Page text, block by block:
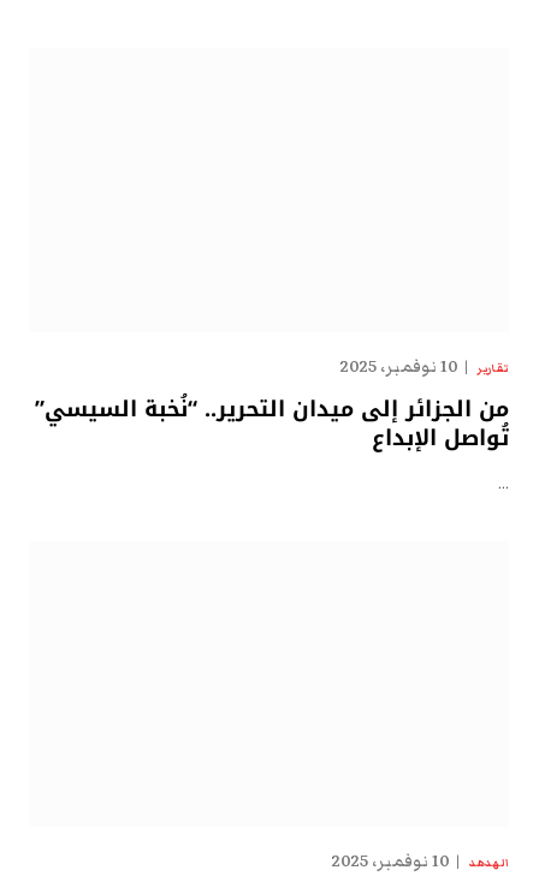
تقارير 10 نوفمبر، 2025
من الجزائر إلى ميدان التحرير.. “نُخبة السيسي”
تُواصل الإبداع
…
الهدهد 10 نوفمبر، 2025